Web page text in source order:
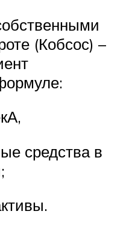
(Кобсос) –
средства в